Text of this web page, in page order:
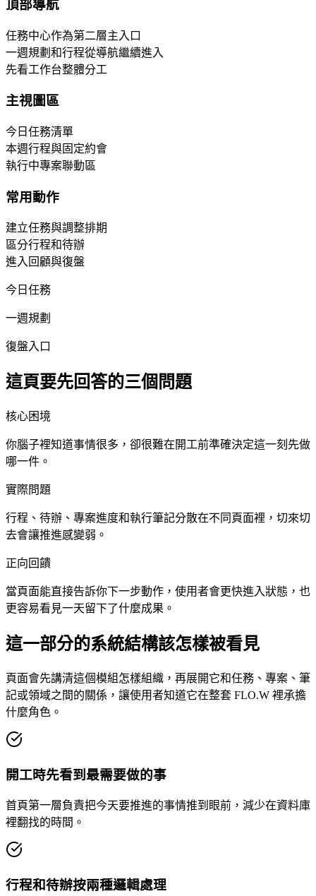
頂部導航
任務中心作為第二層主入口
一週規劃和行程從導航繼續進入
先看工作台整體分工
主視圖區
今日任務清單
本週行程與固定約會
執行中專案聯動區
常用動作
建立任務與調整排期
區分行程和待辦
進入回顧與復盤
今日任務
一週規劃
復盤入口
這頁要先回答的三個問題
核心困境
你腦子裡知道事情很多，卻很難在開工前準確決定這一刻先做
哪一件。
實際問題
行程、待辦、專案進度和執行筆記分散在不同頁面裡，切來切
去會讓推進感變弱。
正向回饋
當頁面能直接告訴你下一步動作，使用者會更快進入狀態，也
更容易看見一天留下了什麼成果。
這一部分的系統結構該怎樣被看見
頁面會先講清這個模組怎樣組織，再展開它和任務、專案、筆
記或領域之間的關係，讓使用者知道它在整套 FLO.W 裡承擔
什麼角色。
開工時先看到最需要做的事
首頁第一層負責把今天要推進的事情推到眼前，減少在資料庫
裡翻找的時間。
行程和待辦按兩種邏輯處理